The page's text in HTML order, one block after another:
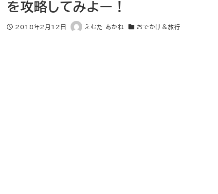
を攻略してみよー！
投稿日
2018年2月12日
著
えむた あかね
カテゴリー
おでかけ＆旅行